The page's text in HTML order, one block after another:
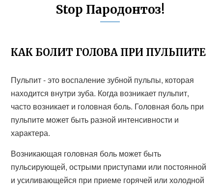
Stop Пародонтоз!
КАК БОЛИТ ГОЛОВА ПРИ ПУЛЬПИТЕ
Пульпит - это воспаление зубной пульпы, которая
находится внутри зуба. Когда возникает пульпит,
часто возникает и головная боль. Головная боль при
пульпите может быть разной интенсивности и
характера.
Возникающая головная боль может быть
пульсирующей, острыми приступами или постоянной
и усиливающейся при приеме горячей или холодной